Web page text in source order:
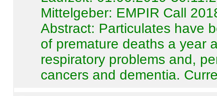
Mittelgeber: EMPIR Call
Abstract: Particulates have
of premature deaths a year
respiratory problems and,
cancers and dementia.